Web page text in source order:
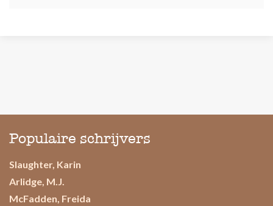
Populaire schrijvers
Slaughter, Karin
Arlidge, M.J.
McFadden, Freida